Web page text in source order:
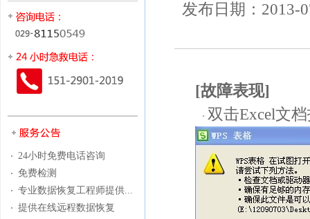
24小时免费电话咨询
免费检测
专业数据恢复工程师提供...
提供在线远程数据恢复
发布日期：
[故障表现]
双击Excel文